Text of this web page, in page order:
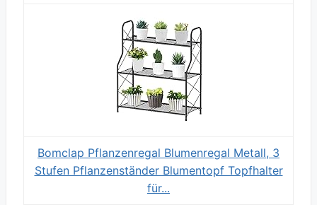
Bomclap Pflanzenregal Blumenregal Metall, 3
Stufen Pflanzenständer Blumentopf Topfhalter
für...